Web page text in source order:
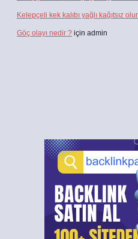
Kelepçeli kek kalıbı yağlı kağıtsız
Göç olayı nedir ? için admin